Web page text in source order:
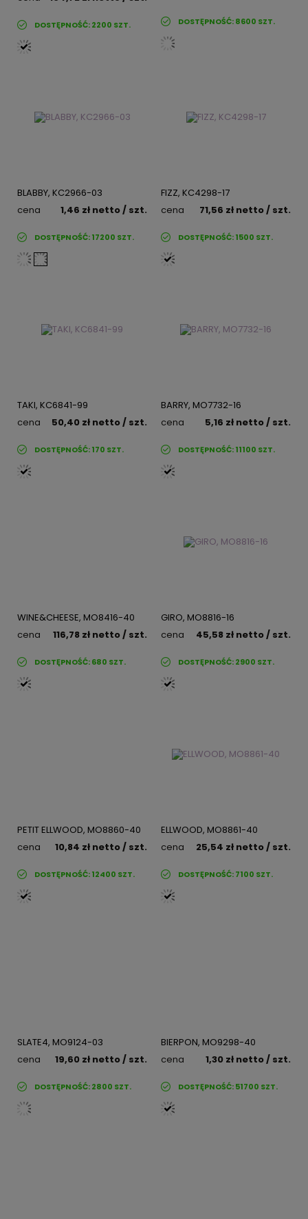
DOSTĘPNOŚĆ:2200 SZT. DOSTĘPNOŚĆ:8600 SZT.
BLABBY, KC2966-03
cena
1,46 zł netto/ szt.
DOSTĘPNOŚĆ:17200 SZT.
FIZZ, KC4298-17
cena
71,56 zł netto/ szt.
DOSTĘPNOŚĆ:1500 SZT.
TAKI, KC6841-99
cena
50,40 zł netto/ szt.
DOSTĘPNOŚĆ:170 SZT.
BARRY, MO7732-16
cena
5,16 zł netto/ szt.
DOSTĘPNOŚĆ:11100 SZT.
WINE&CHEESE, MO8416-40
cena
116,78 zł netto/ szt.
DOSTĘPNOŚĆ:680 SZT.
GIRO, MO8816-16
cena
45,58 zł netto/ szt.
DOSTĘPNOŚĆ:2900 SZT.
PETIT ELLWOOD, MO8860-40
cena
10,84 zł netto/ szt.
DOSTĘPNOŚĆ:12400 SZT.
ELLWOOD, MO8861-40
cena
25,54 zł netto/ szt.
DOSTĘPNOŚĆ:7100 SZT.
SLATE4, MO9124-03
cena
19,60 zł netto/ szt.
DOSTĘPNOŚĆ:2800 SZT.
BIERPON, MO9298-40
cena
1,30 zł netto/ szt.
DOSTĘPNOŚĆ:51700 SZT.